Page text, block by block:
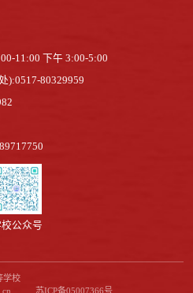
11:00 下午 3:00-5:00
):0517-80329959
公众号
学校
苏ICP备05007366号